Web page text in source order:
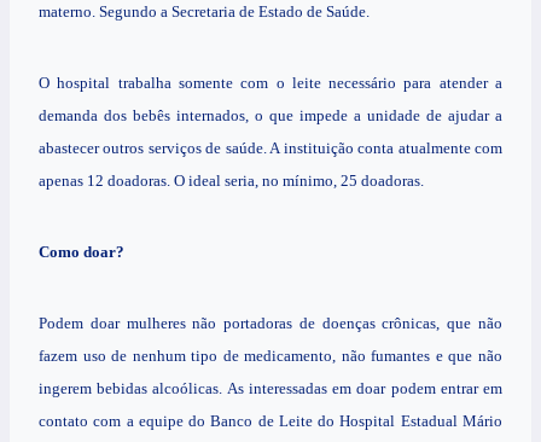
materno. Segundo a Secretaria de Estado de Saúde.
O hospital trabalha somente com o leite necessário para atender a
demanda dos bebês internados, o que impede a unidade de ajudar a
abastecer outros serviços de saúde. A instituição conta atualmente com
apenas 12 doadoras. O ideal seria, no mínimo, 25 doadoras.
Como doar?
Podem doar mulheres não portadoras de doenças crônicas, que não
fazem uso de nenhum tipo de medicamento, não fumantes e que não
ingerem bebidas alcoólicas. As interessadas em doar podem entrar em
contato com a equipe do Banco de Leite do Hospital Estadual Mário